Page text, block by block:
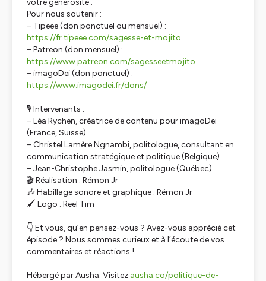
votre générosité .
Pour nous soutenir :
– Tipeee (don ponctuel ou mensuel) :
https://fr.tipeee.com/sagesse-et-mojito
– Patreon (don mensuel) :
https://www.patreon.com/sagesseetmojito
– imagoDei (don ponctuel) :
https://www.imagodei.fr/dons/
🎙️ Intervenants :
– Léa Rychen, créatrice de contenu pour imagoDei
(France, Suisse)
– Christel Lamère Ngnambi, politologue, consultant en
communication stratégique et politique (Belgique)
– Jean-Christophe Jasmin, politologue (Québec)
🎬 Réalisation : Rémon Jr
🎶 Habillage sonore et graphique : Rémon Jr
🖌️ Logo : Reel Tim
👇 Et vous, qu’en pensez-vous ? Avez-vous apprécié cet
épisode ? Nous sommes curieux et à l’écoute de vos
commentaires et réactions !
Hébergé par Ausha. Visitez ausha.co/politique-de-